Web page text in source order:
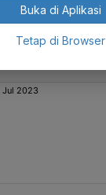
Buka di Aplikasi
Tetap di Browser